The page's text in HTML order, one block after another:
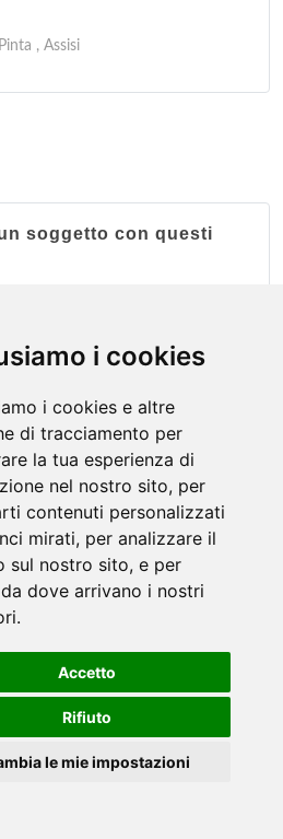
i cookies
i cookies e altre
di tracciamento per
la tua esperienza di
nel nostro sito, per
contenuti personalizzati
mirati, per analizzare il
sul nostro sito, e per
dove arrivano i nostri
Accetto
Rifiuto
le mie impostazioni
, Assisi
soggetto con questi
soggetto con questi